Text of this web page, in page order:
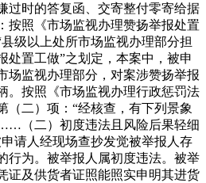
过时的答复函、交寄整付零寄给据
按照《市场监视办理赞扬举报处置
级以上处所市场监视办理部分担
处置工做”之划定，本案中，被申
场监视办理部分，对案涉赞扬举报
。按照《市场监视办理行政惩罚法
（二）项：“经核查，有下列景象
（二）初度违法且风险后果轻细
请人经现场查抄发觉被举报人存
行为。被举报人属初度违法。被举
证及供货者证照能照实申明其进货